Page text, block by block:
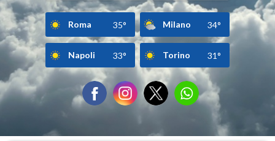
Roma 35° Milano 34°
Napoli 33° Torino 31°